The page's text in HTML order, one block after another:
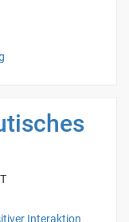
Interaktion